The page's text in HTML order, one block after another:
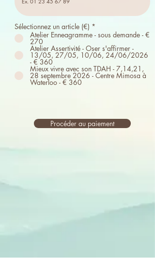
Sélectionnez un article (€) *
Atelier Enneagramme - sous demande - €
270
Atelier Assertivité - Oser s'affirmer -
13/05, 27/05, 10/06, 24/06/2026
- € 360
Mieux vivre avec son TDAH - 7,14,21,
28 septembre 2026 - Centre Mimosa à
Waterloo - € 360
Procéder au paiement